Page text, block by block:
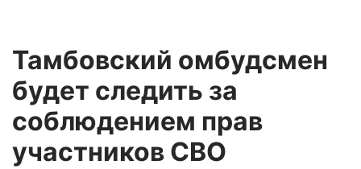
Тамбовский омбудсмен
будет следить за
соблюдением прав
участников СВО